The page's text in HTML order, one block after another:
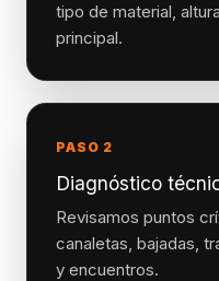
tipo de material,
principal.
PASO 2
Diagnóstico
Revisamos puntos
canaletas, bajadas,
y encuentros.